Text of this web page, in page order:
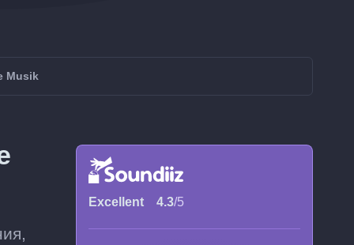
Musik
Excellent 4.3/5